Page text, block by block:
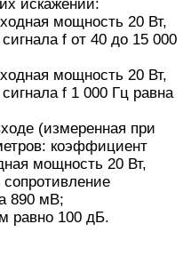
искажений:
мощность 20 Вт,
f от 40 до 15 000
мощность 20 Вт,
сигнала f 1 000 Гц равна
(измеренная при
коэффициент
мощность 20 Вт,
сопротивление
890 мВ;
равно 100 дБ.